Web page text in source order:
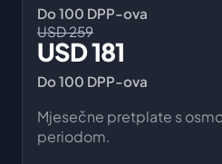
Do 100 DPP-ova
USD 259
USD 181
Do 100 DPP-ova
Mjesečne pretplate s
periodom.